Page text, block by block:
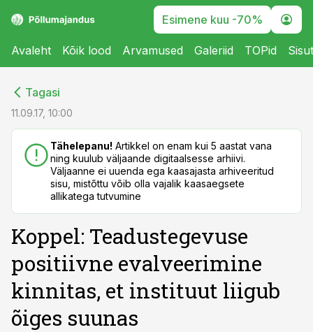
Esimene kuu -70%
Avaleht Kõik lood Arvamused Galeriid TOPid
Tagasi
11.09.17, 10:00
Tähelepanu! Artikkel on enam kui 5 aastat vana
ning kuulub väljaande digitaalsesse arhiivi.
Väljaanne ei uuenda ega kaasajasta arhiveeritud
sisu, mistõttu võib olla vajalik kaasaegsete
allikatega tutvumine
Koppel: Teadustegevuse
positiivne evalveerimine
kinnitas, et instituut liigub
õiges suunas